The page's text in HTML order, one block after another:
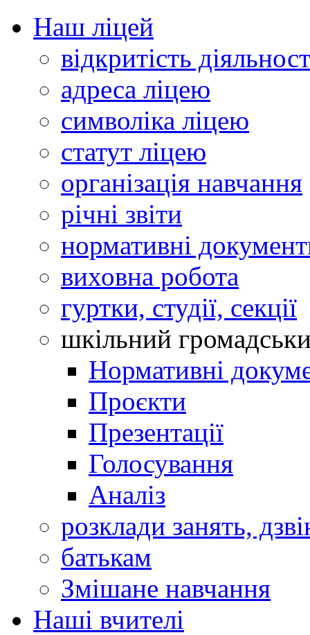
Наш ліцей
відкритість
адреса ліцею
символіка ліцею
статут ліцею
організація навчання
річні звіти
нормативні
виховна робота
гуртки, студії, секції
шкільний
Нормативні
Проєкти
Презентації
Голосування
Аналіз
розклади занять,
батькам
Змішане навчання
Наші вчителі